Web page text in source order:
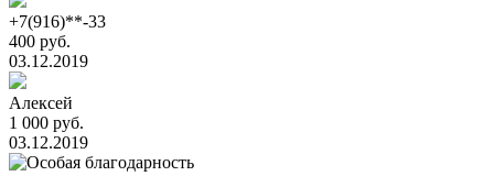
+7(916)**-33
400 руб.
03.12.2019
Алексей
1 000 руб.
03.12.2019